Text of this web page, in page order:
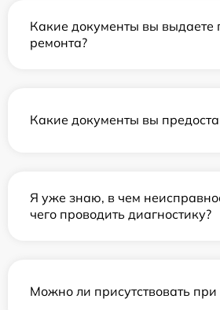
Какие документы вы выдаете
ремонта?
Какие документы вы
Я уже знаю, в чем
чего проводить диагностику?
Можно ли присутствовать при